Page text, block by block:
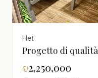
Het
Progetto di qualità
₪2,250,000